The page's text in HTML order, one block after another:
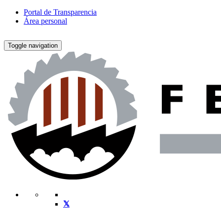
Portal de Transparencia
Área personal
Toggle navigation